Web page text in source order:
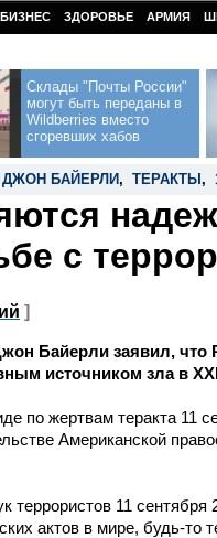
ЗДОРОВЬЕ АРМИЯ
Склады "Почты России"
могут быть переданы в
Wildberries вместо
сгоревших хабов
БАЙЕРЛИ , ТЕРАКТЫ ,
с
]
Байерли заявил,
источником зла в
по жертвам теракта 11
Американской
террористов 11
актов в мире, будь-то